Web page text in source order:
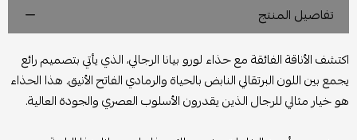
تفاصيل المنتج
اكتشف الأناقة الفائقة مع حذاء لورو بيانا الرجالي، الذي يأتي بتصميم رائع
يجمع بين اللون البرتقالي النابض بالحياة والرمادي الفاتح الأنيق. هذا الحذاء
هو خيار مثالي للرجال الذين يقدرون الأسلوب العصري والجودة العالية.